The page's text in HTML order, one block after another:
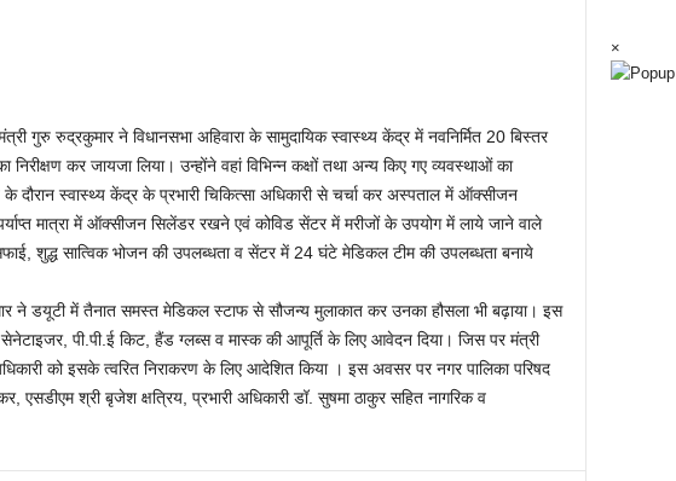
मंत्री गुरु रुद्रकुमार ने विधानसभा अहिवारा के सामुदायिक स्वास्थ्य केंद्र में नवनिर्मित 20 बिस्तर
कर जायजा लिया। उन्होंने वहां विभिन्न कक्षों तथा अन्य किए गए व्यवस्थाओं का
के दौरान स्वास्थ्य केंद्र के प्रभारी चिकित्सा अधिकारी से चर्चा कर अस्पताल में ऑक्सीजन
मात्रा में ऑक्सीजन सिलेंडर रखने एवं कोविड सेंटर में मरीजों के उपयोग में लाये जाने वाले
शुद्ध सात्विक भोजन की उपलब्धता व सेंटर में 24 घंटे मेडिकल टीम की उपलब्धता बनाये
डयूटी में तैनात समस्त मेडिकल स्टाफ से सौजन्य मुलाकात कर उनका हौसला भी बढ़ाया। इस
में सेनेटाइजर, पी.पी.ई किट, हैंड ग्लब्स व मास्क की आपूर्ति के लिए आवेदन दिया। जिस पर मंत्री
को इसके त्वरित निराकरण के लिए आदेशित किया । इस अवसर पर नगर पालिका परिषद
एसडीएम श्री बृजेश क्षत्रिय, प्रभारी अधिकारी डॉ. सुषमा ठाकुर सहित नागरिक व
×